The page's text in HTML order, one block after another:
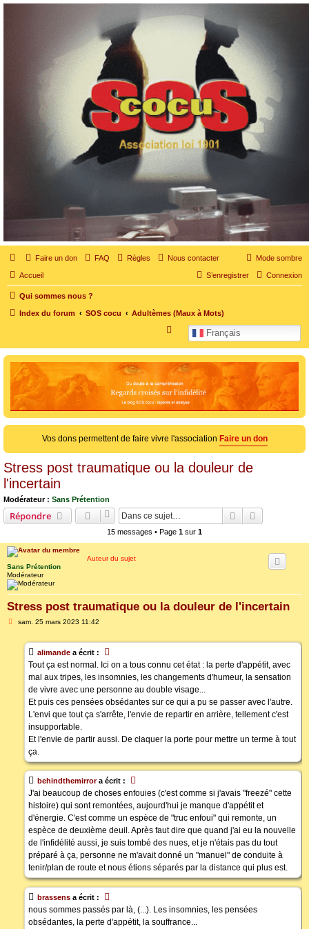
SOS cocu
SOS cocu est une association loi 1901 dont l'objet est le soutien aux victimes d'adultère.
Pouvoir parler, se confier, recevoir un soutien moral pour traverser une situation
personnelle douloureuse
Mode sombre
Faire un don FAQ Règles Nous contacter
Accueil Connexion
S’enregistrer
Qui sommes nous ?
Index du forum SOS cocu Adultèmes (Maux à Mots)
Français
c
e
r
e
Vos dons permettent de faire vivre l'association Faire un don
Stress post traumatique ou la douleur de
l'incertain
Modérateur : Sans Prétention
Répondre Rechercher
15 messages • Page 1 sur 1
Auteur du sujet
Sans Prétention
Modérateur
Stress post traumatique ou la douleur de l'incertain
Msam. 25 mars 2023 11:42
alimande a écrit :
Tout ça est normal. Ici on a tous connu cet état : la perte d'appétit, avec
mal aux tripes, les insomnies, les changements d'humeur, la sensation
de vivre avec une personne au double visage...
Et puis ces pensées obsédantes sur ce qui a pu se passer avec l'autre.
L'envi que tout ça s'arrête, l'envie de repartir en arrière, tellement c'est
insupportable.
Et l'envie de partir aussi. De claquer la porte pour mettre un terme à tout
ça.
behindthemirrora écrit :
J'ai beaucoup de choses enfouies (c'est comme si j'avais "freezé" cette
histoire) qui sont remontées, aujourd'hui je manque d'appétit et
d'énergie. C'est comme un espèce de "truc enfoui" qui remonte, un
espèce de deuxième deuil. Après faut dire que quand j'ai eu la nouvelle
de l'infidélité aussi, je suis tombé des nues, et je n'étais pas du tout
préparé à ça, personne ne m'avait donné un "manuel" de conduite à
tenir/plan de route et nous étions séparés par la distance qui plus est.
brassens a écrit :
nous sommes passés par là, (...). Les insomnies, les pensées
obsédantes, la perte d'appétit, la souffrance...